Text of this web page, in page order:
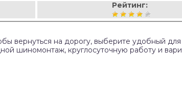
Рейтинг:
вернуться на дорогу, выберите удобный
шиномонтаж, круглосуточную работу и